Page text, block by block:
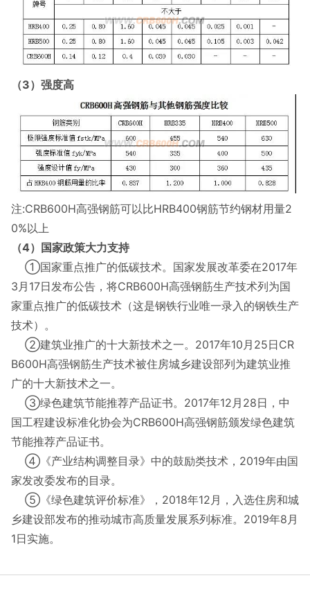
（3）强度高
注:CRB600H高强钢筋可以比HRB400钢筋节约钢材用量2
0%以上
（4）国家政策大力支持
①国家重点推广的低碳技术。国家发展改革委在2017年
3月17日发布公告，将CRB600H高强钢筋生产技术列为国
家重点推广的低碳技术（这是钢铁行业唯一录入的钢铁生产
技术）。
②建筑业推广的十大新技术之一。2017年10月25日CR
B600H高强钢筋生产技术被住房城乡建设部列为建筑业推
广的十大新技术之一。
③绿色建筑节能推荐产品证书。2017年12月28日，中
国工程建设标准化协会为CRB600H高强钢筋颁发绿色建筑
节能推荐产品证书。
④《产业结构调整目录》中的鼓励类技术，2019年由国
家发改委发布的目录。
⑤《绿色建筑评价标准》，2018年12月，入选住房和城
乡建设部发布的推动城市高质量发展系列标准。2019年8月
1日实施。